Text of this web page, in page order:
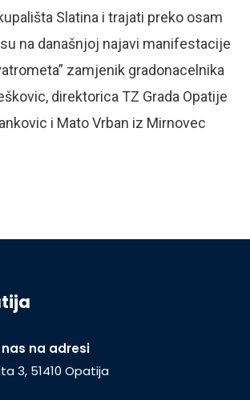
Slatina i trajati preko osam
na današnjoj najavi manifestacije
zamjenik gradonacelnika
direktorica TZ Grada Opatije
i Mato Vrban iz Mirnovec
na adresi
3, 51410 Opatija